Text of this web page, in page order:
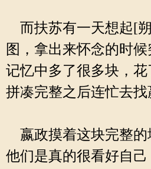
而扶苏有一天想起[
图，拿出来怀念的时
记忆中多了很多块，
拼凑完整之后连忙去找
嬴政摸着这块完整的
他们是真的很看好自